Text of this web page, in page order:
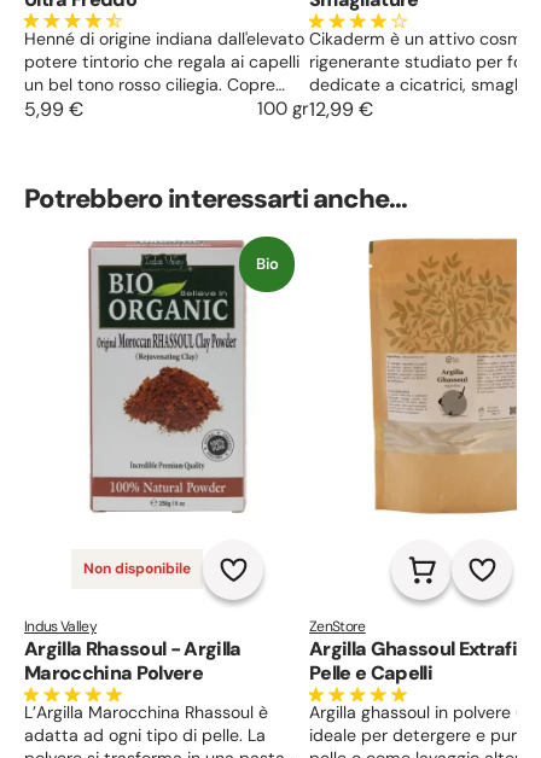
Henné di origine indiana dall'elevato
potere tintorio che regala ai capelli
un bel tono rosso ciliegia. Copre
perfettamente i capelli bianchi.
5,99 € 100 gr
Cikaderm è un attivo
rigenerante studiato per
dedicate a cicatrici,
pelle danneggiata. Supporta i
duratura alle zone più
12,99 €
Potrebbero interessarti anche...
Bio
Non disponibile
Indus Valley
Argilla Rhassoul - Argilla
Marocchina Polvere
L’Argilla Marocchina Rhassoul è
adatta ad ogni tipo di pelle. La
ZenStore
Argilla Ghassoul
Pelle e Capelli
Argilla ghassoul in polvere
ideale per detergere e